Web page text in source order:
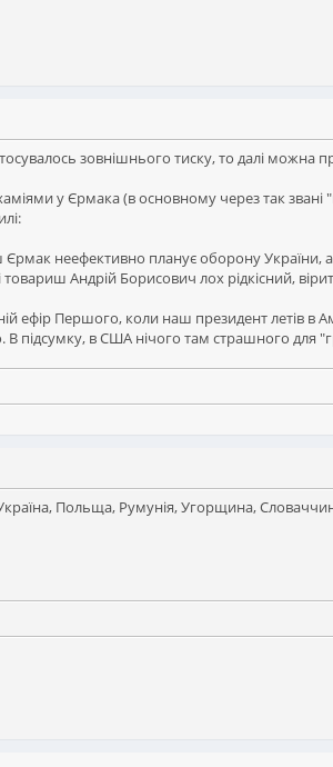
зовнішнього тиску, то далі можна
у Єрмака (в основному через так звані
неефективно планує оборону України, а
Андрій Борисович лох рідкісний,
ефір Першого, коли наш президент летів в
підсумку, в США нічого там страшного для
Польща, Румунія, Угорщина,